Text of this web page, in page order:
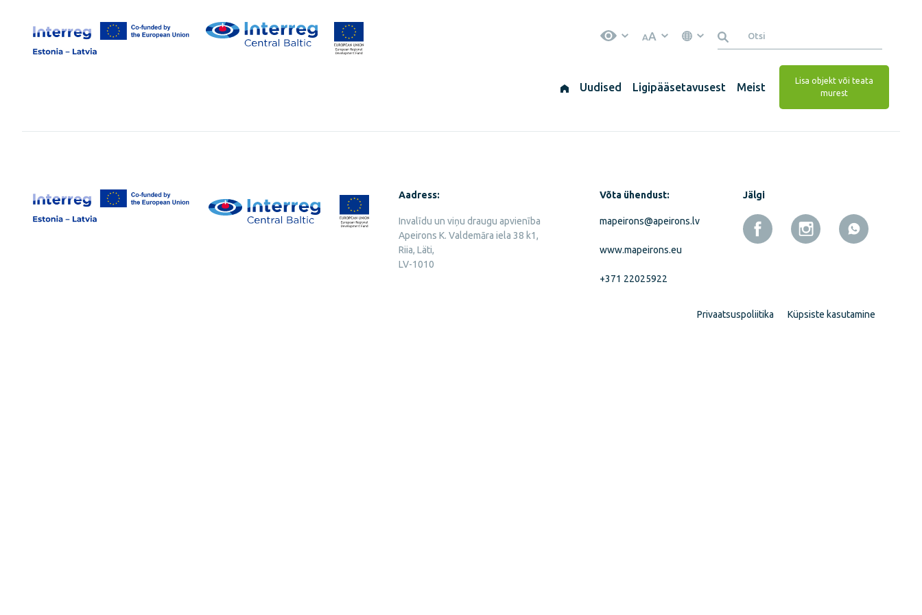
AA
Uudised Ligipääsetavusest Meist
Lisa objekt või teata
murest
Aadress:
Invalīdu un viņu draugu apvienība
Apeirons K. Valdemāra iela 38 k1,
Riia, Läti,
LV-1010
Võta ühendust:
mapeirons@apeirons.lv
www.mapeirons.eu
+371 22025922
Jälgi
Privaatsuspoliitika Küpsiste kasutamine